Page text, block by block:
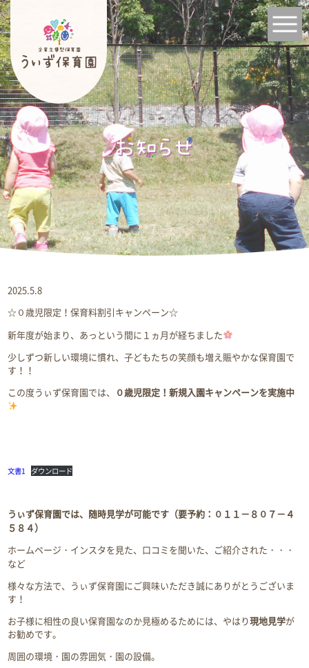
2025.5.8
☆０歳児限定！保育料割引キャンペーン☆
新年度が始まり、あっという間に１ヵ月が経ちました
少しずつ新しい環境に慣れ、子どもたちの笑顔も増え賑やかな保育園で
す！！
この度うぃず保育園では、
０歳児限定！新規入園キャンペーンを実施中
文書1 ダウンロード
うぃず保育園では、随時見学が可能です（要予約：０１１－８０７－４
５８４）
ホームページ・インスタを見た、口コミを聞いた、ご紹介された・・・
など
様々な方法で、うぃず保育園にご興味いただき誠にありがとうございま
す！
お子様に相性の良い保育園なのか見極めるためには、やはり現地見学が
お勧めです。
周囲の環境・園の雰囲気・園の設備。